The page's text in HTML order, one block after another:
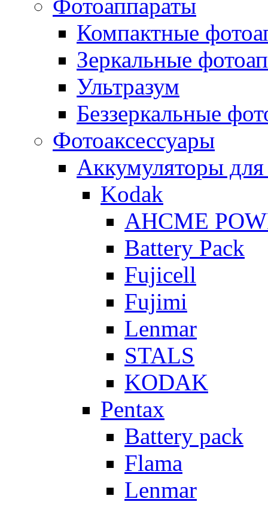
Фотоаппараты
Компактные
Зеркальные
Ультразум
Беззеркальные
Фотоаксессуары
Аккумуляторы для
Kodak
AHCME
Battery Pack
Fujicell
Fujimi
Lenmar
STALS
KODAK
Pentax
Battery pack
Flama
Lenmar